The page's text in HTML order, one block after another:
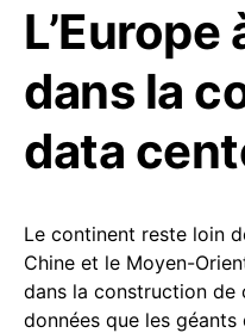
dans la
data
Le continent reste loin
Chine et le Moyen-
dans la construction de
données que les